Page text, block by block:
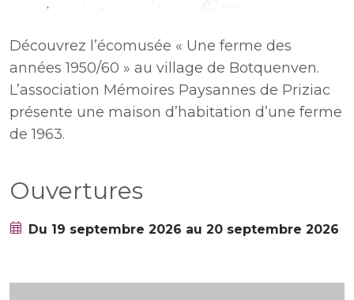
Découvrez l’écomusée « Une ferme des
années 1950/60 » au village de Botquenven.
L’association Mémoires Paysannes de Priziac
présente une maison d’habitation d’une ferme
de 1963.
Ouvertures
Du 19 septembre 2026 au 20 septembre 2026